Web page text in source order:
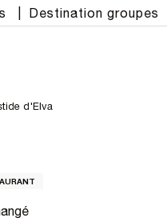
Destination groupes
d'Elva